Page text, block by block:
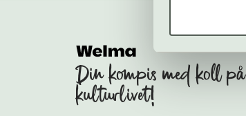
Din kompis med koll på
kulturlivet!